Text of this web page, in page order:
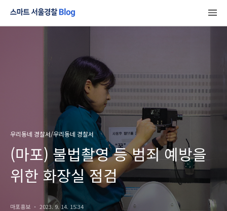
우리동네 경찰서/우리동네 경찰서
(마포) 불법촬영 등 범죄 예방을
위한 화장실 점검
마포홍보 2023. 9. 14. 15:34